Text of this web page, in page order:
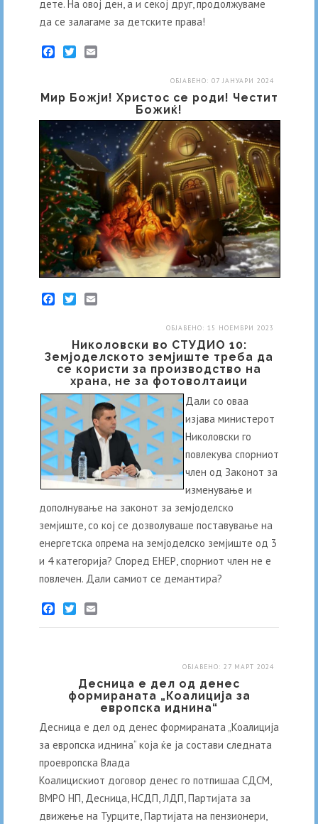
дете. На овој ден, а и секој друг, продолжуваме
да се залагаме за детските права!
ОБЈАВЕНО: 07 ЈАНУАРИ 2024
Мир Божји! Христос се роди! Честит
Божиќ!
ОБЈАВЕНО: 15 НОЕМВРИ 2023
Николовски во СТУДИО 10:
Земјоделското земјиште треба да
се користи за производство на
храна, не за фотоволтаици
Дали со оваа
изјава министерот
Николовски го
повлекува спорниот
член од Законот за
изменување и
дополнување на законот за земјоделско
земјиште, со кој се дозволуваше поставување на
енергетска опрема на земјоделско земјиште од 3
и 4 категорија? Според ЕНЕР, спорниот член не е
повлечен. Дали самиот се демантира?
ОБЈАВЕНО: 27 МАРТ 2024
Десница е дел од денес
формираната „Коалиција за
европска иднина“
Десница е дел од денес формираната „Коалиција
за европска иднина“ која ќе ја состави следната
проевропска Влада
Коалицискиот договор денес го потпишаа СДСМ,
ВМРО НП, Десница, НСДП, ЛДП, Партијата за
движење на Турците, Партијата на пензионери,